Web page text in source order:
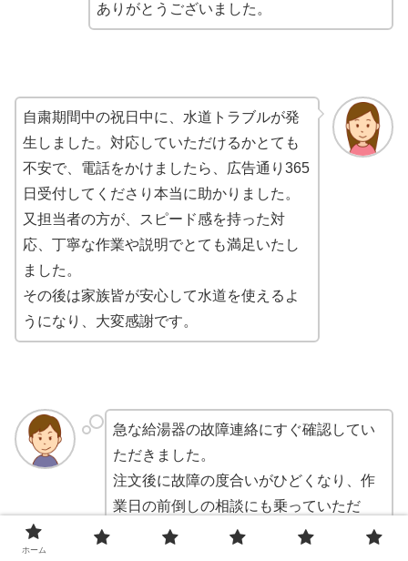
ありがとうございました。
自粛期間中の祝日中に、水道トラブルが発
生しました。対応していただけるかとても
不安で、電話をかけましたら、広告通り365
日受付してくださり本当に助かりました。
又担当者の方が、スピード感を持った対
応、丁寧な作業や説明でとても満足いたし
ました。
その後は家族皆が安心して水道を使えるよ
うになり、大変感謝です。
急な給湯器の故障連絡にすぐ確認してい
ただきました。
注文後に故障の度合いがひどくなり、作
業日の前倒しの相談にも乗っていただ
き、在庫確認・作業日変更もスムーズで
ホーム